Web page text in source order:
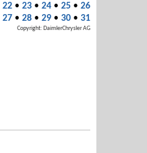
22 • 23 • 24 • 25 • 26
27 • 28 • 29 • 30 • 31
Copyright: DaimlerChrysler AG